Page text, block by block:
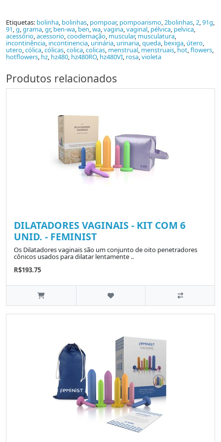
Etiquetas: bolinha, bolinhas, pompoar, pompoarismo,2bolinhas,2,91g,
91,g,grama,gr, ben-wa, ben,wa,vagina,vaginal, pélvica, pelvica,
acessório,acessorio,coodernação, muscular, musculatura,
incontinência, incontinencia, urinária, urinaria,queda, bexiga, útero,
utero,cólica,cólicas,colica,colicas, menstrual, menstruais,hot,flowers,
hotflowers, hz, hz480, hz480RO, hz480VI, rosa,violeta
Produtos relacionados
DILATADORES VAGINAIS - KIT COM 6
UNID. - FEMINIST
Os Dilatadores vaginais são um conjunto de oito penetradores
cônicos usados para dilatar lentamente ..
R$193.75